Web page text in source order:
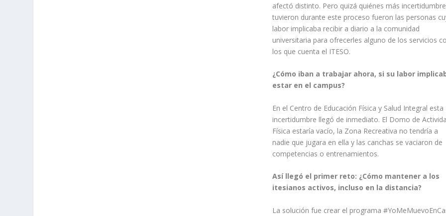
afectó distinto. Pero quizá quiénes más incertidumbre
tuvieron durante este proceso fueron las personas
labor implicaba recibir a diario a la comunidad
universitaria para ofrecerles alguno de los servicios
los que cuenta el ITESO.
¿Cómo iban a trabajar ahora, si su labor
estar en el campus?
En el Centro de Educación Física y Salud Integral esta
incertidumbre llegó de inmediato. El Domo de
Física estaría vacío, la Zona Recreativa no tendría a
nadie que jugara en ella y las canchas se vaciaron de
competencias o entrenamientos.
Así llegó el primer reto: ¿Cómo mantener a los
itesianos activos, incluso en la distancia?
La solución fue crear el programa